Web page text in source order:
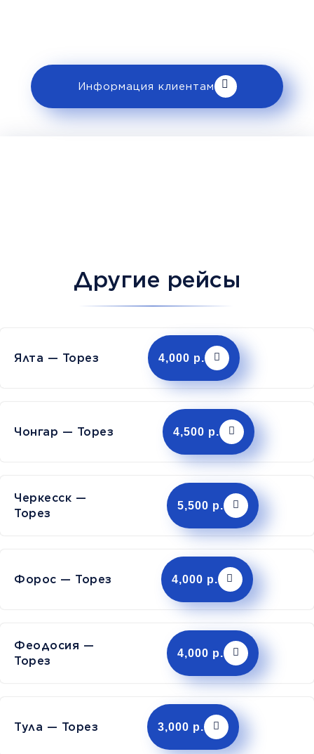
Информация клиентам
Другие рейсы
Ялта — Торез 4,000 р.
Чонгар — Торез 4,500 р.
Черкесск —
Торез
5,500 р.
Форос — Торез 4,000 р.
Феодосия —
Торез
4,000 р.
Тула — Торез 3,000 р.